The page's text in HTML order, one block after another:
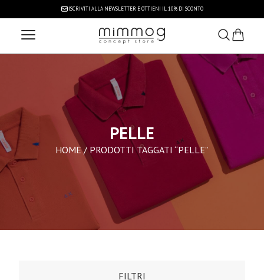
ISCRIVITI ALLA NEWSLETTER E OTTIENI IL 10% DI SCONTO
PELLE
HOME/ PRODOTTI TAGGATI “PELLE”
FILTRI